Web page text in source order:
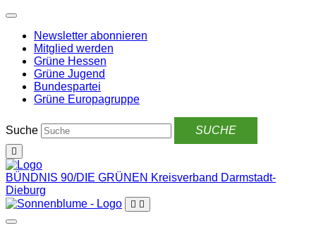
Weiter
Inhalt
Newsletter abonnieren
Mitglied werden
Grüne Hessen
Grüne Jugend
Bundespartei
Grüne Europagruppe
Suche
BÜNDNIS 90/DIE GRÜNEN Kreisverband Darmstadt-
Dieburg